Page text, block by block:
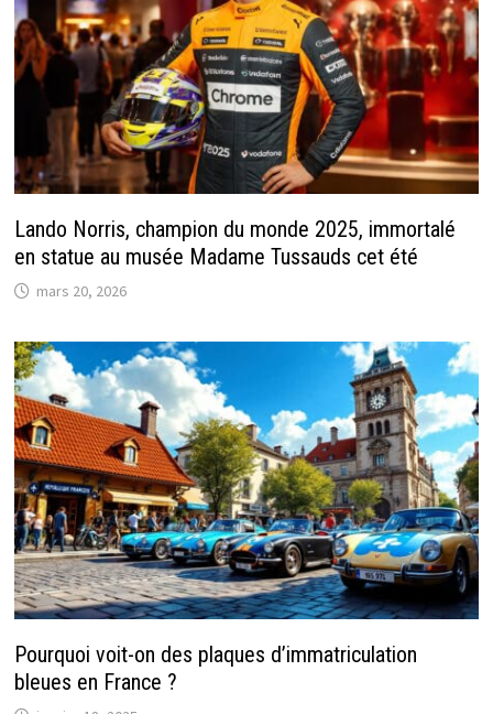
Lando Norris, champion du monde 2025, immortalé
en statue au musée Madame Tussauds cet été
mars 20, 2026
Pourquoi voit-on des plaques d’immatriculation
bleues en France ?